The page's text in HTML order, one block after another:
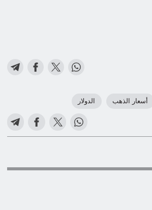
أسعار الذهب الدولار